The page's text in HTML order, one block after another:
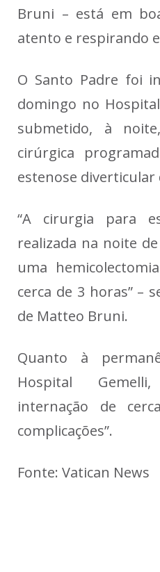
Bruni – está em
atento e respirando
O Santo Padre foi
domingo no
submetido, à
cirúrgica
estenose diverticular
“A cirurgia para
realizada na noite
uma
cerca de 3 horas” –
de Matteo Bruni.
Quanto à
Hospital
internação de
complicações”.
Fonte: Vatican News